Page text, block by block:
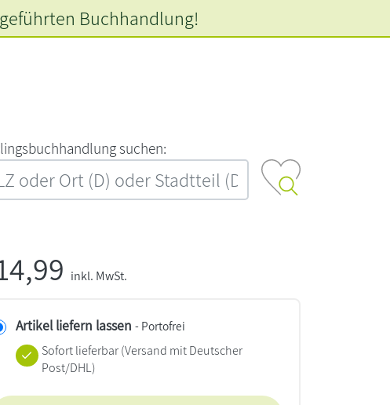
‍s‍u‍c‍h‍e‍n‍:‍
Buchhandlung!
inkl. MwSt.
Artikel liefern lassen - Portofrei
Sofort lieferbar(Versand mit Deutscher
Post/DHL)